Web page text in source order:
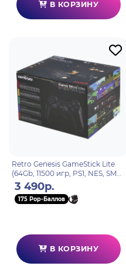
В КОРЗИНУ
Retro Genesis GameStick Lite
(64Gb, 11500 игр, PS1, NES, SMD,
SNES и др., model: TI-155)
3 490р.
175 Pop-Баллов
В КОРЗИНУ